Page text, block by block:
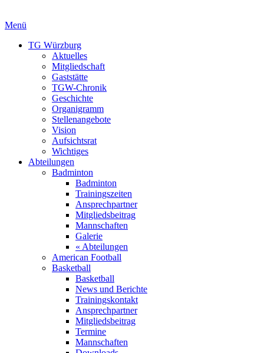
Menü
TG Würzburg
Aktuelles
Mitgliedschaft
Gaststätte
TGW-Chronik
Geschichte
Organigramm
Stellenangebote
Vision
Aufsichtsrat
Wichtiges
Abteilungen
Badminton
Badminton
Trainingszeiten
Ansprechpartner
Mitgliedsbeitrag
Mannschaften
Galerie
« Abteilungen
American Football
Basketball
Basketball
News und Berichte
Trainingskontakt
Ansprechpartner
Mitgliedsbeitrag
Termine
Mannschaften